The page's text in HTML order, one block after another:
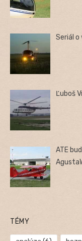
Seriál o
Ľuboš
ATE
TÉMY